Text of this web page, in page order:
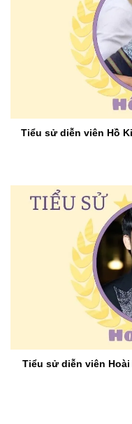
Tiểu sử diễn viên Hồ
Tiểu sử diễn viên